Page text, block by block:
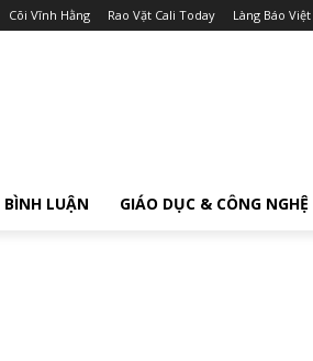
Cõi Vĩnh Hằng Rao Vặt Cali Today Làng Báo Việt
BÌNH LUẬN GIÁO DỤC & CÔNG NGHỆ